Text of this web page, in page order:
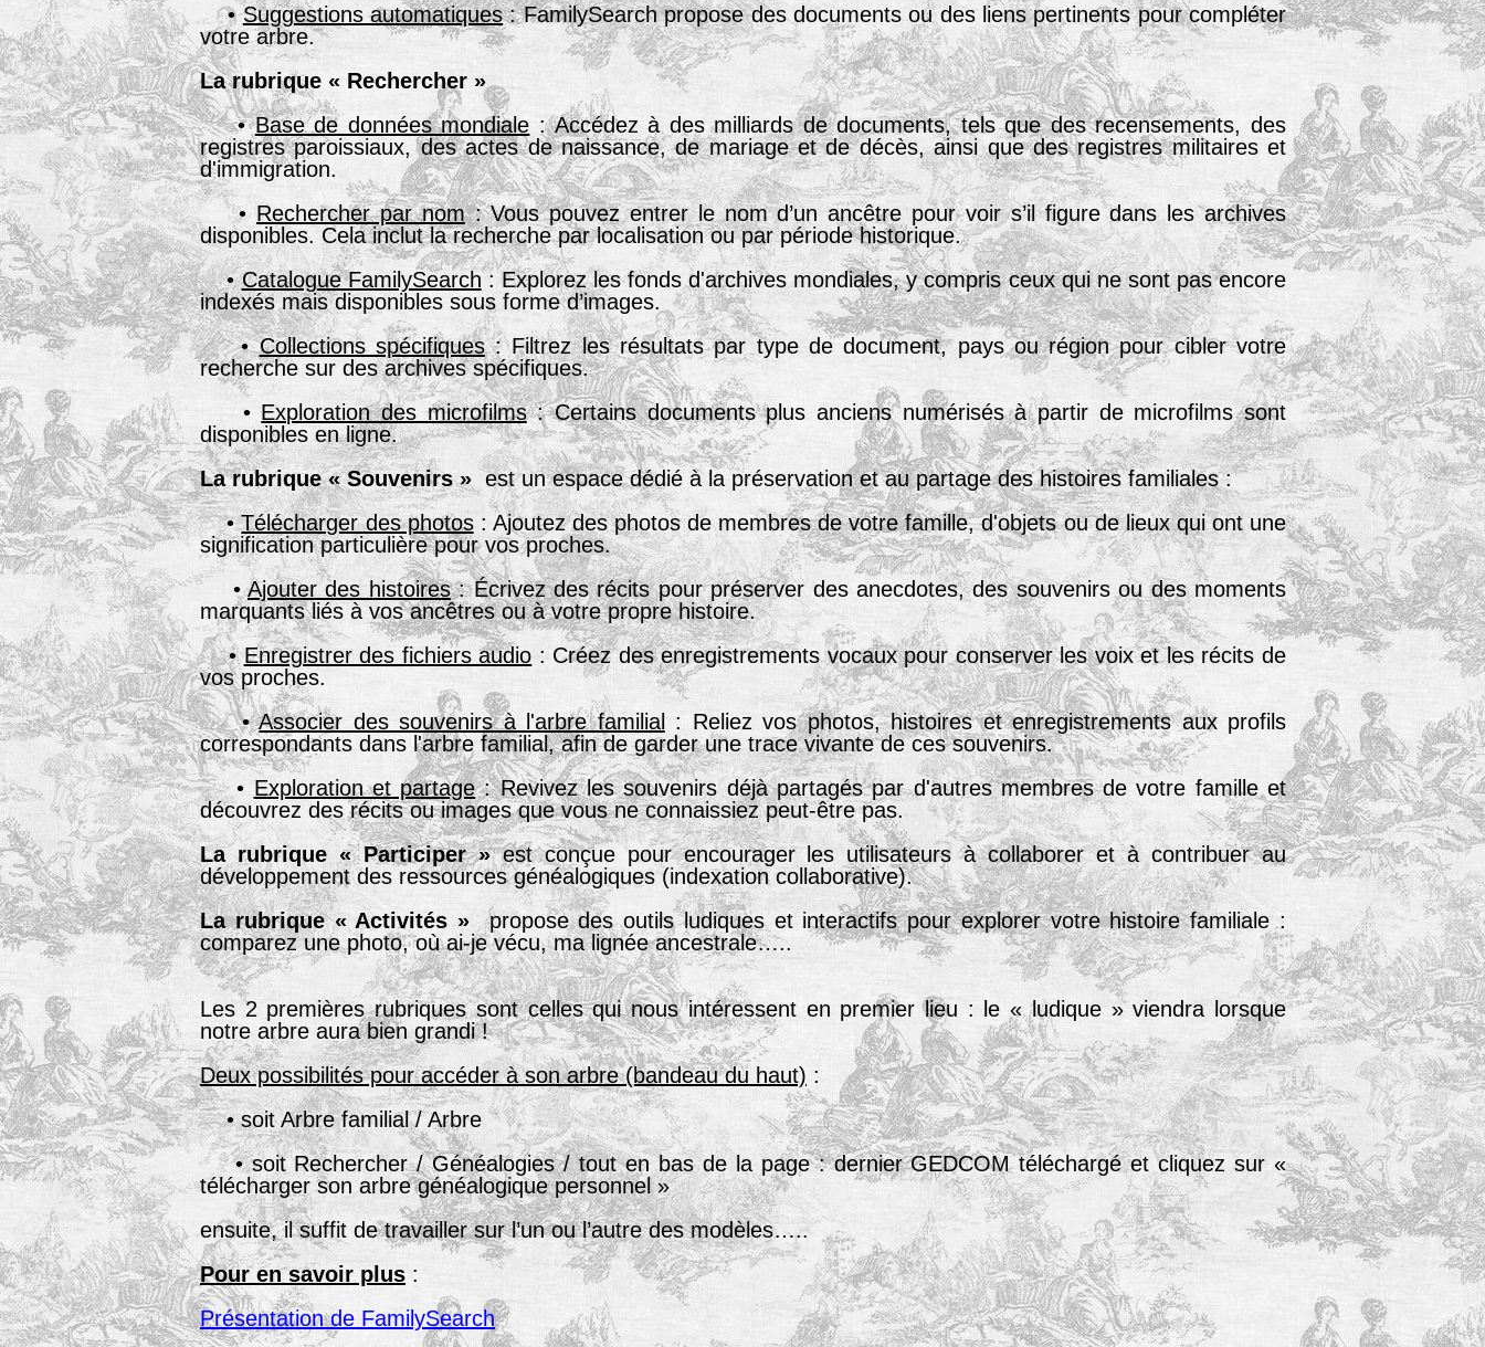
•Suggestions automatiques: FamilySearch propose des documents ou des liens pertinents pour compléter
votre arbre.
La rubrique « Rechercher »
•Base de données mondiale : Accédez à des milliards de documents, tels que des recensements, des
registres paroissiaux, des actes de naissance, de mariage et de décès, ainsi que des registres militaires et
d'immigration.
• Rechercher par nom: Vous pouvez entrer le nom d’un ancêtre pour voir s’il figure dans les archives
disponibles. Cela inclut la recherche par localisation ou par période historique.
•Catalogue FamilySearch: Explorez les fonds d'archives mondiales, y compris ceux qui ne sont pas encore
indexés mais disponibles sous forme d’images.
•Collections spécifiques: Filtrez les résultats par type de document, pays ou région pour cibler votre
recherche sur des archives spécifiques.
• Exploration des microfilms: Certains documents plus anciens numérisés à partir de microfilms sont
disponibles en ligne.
La rubrique « Souvenirs » est un espace dédié à la préservation et au partage des histoires familiales :
•Télécharger des photos: Ajoutez des photos de membres de votre famille, d'objets ou de lieux qui ont une
signification particulière pour vos proches.
•Ajouter des histoires: Écrivez des récits pour préserver des anecdotes, des souvenirs ou des moments
marquants liés à vos ancêtres ou à votre propre histoire.
•Enregistrer des fichiers audio : Créez des enregistrements vocaux pour conserver les voix et les récits de
vos proches.
•Associer des souvenirs à l'arbre familial
: Reliez vos photos, histoires et enregistrements aux profils
correspondants dans l'arbre familial, afin de garder une trace vivante de ces souvenirs.
• Exploration et partage: Revivez les souvenirs déjà partagés par d'autres membres de votre famille et
découvrez des récits ou images que vous ne connaissiez peut-être pas.
La rubrique « Participer »est conçue pour encourager les utilisateurs à collaborer et à contribuer au
développement des ressources généalogiques (indexation collaborative).
La rubrique « Activités » propose des outils ludiques et interactifs pour explorer votre histoire familiale :
comparez une photo, où ai-je vécu, ma lignée ancestrale…..
Les 2 premières rubriques sont celles qui nous intéressent en premier lieu : le « ludique » viendra lorsque
notre arbre aura bien grandi !
Deux possibilités pour accéder à son arbre (bandeau du haut) :
• soit Arbre familial / Arbre
• soit Rechercher / Généalogies / tout en bas de la page : dernier GEDCOM téléchargé et cliquez sur «
télécharger son arbre généalogique personnel »
ensuite, il suffit de travailler sur l’un ou l’autre des modèles…..
Pour en savoir plus :
Présentation de FamilySearch